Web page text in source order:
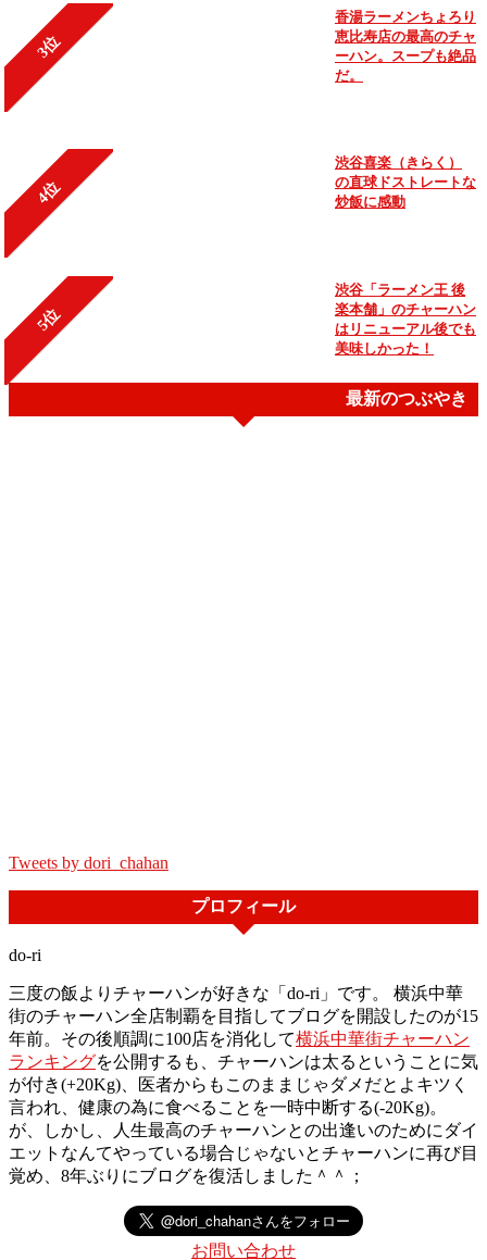
3位
香湯ラーメンちょろり
恵比寿店の最高のチャ
ーハン。スープも絶品
だ。
4位
渋谷喜楽（きらく）
の直球ドストレートな
炒飯に感動
5位
渋谷「ラーメン王 後
楽本舗」のチャーハン
はリニューアル後でも
美味しかった！
最新のつぶやき
Tweets by dori_chahan
プロフィール
do-ri
三度の飯よりチャーハンが好きな「do-ri」です。 横浜中華
街のチャーハン全店制覇を目指してブログを開設したのが15
年前。その後順調に100店を消化して横浜中華街チャーハン
ランキングを公開するも、チャーハンは太るということに気
が付き(+20Kg)、医者からもこのままじゃダメだとよキツく
言われ、健康の為に食べることを一時中断する(-20Kg)。
が、しかし、人生最高のチャーハンとの出逢いのためにダイ
エットなんてやっている場合じゃないとチャーハンに再び目
覚め、8年ぶりにブログを復活しました＾＾；
お問い合わせ